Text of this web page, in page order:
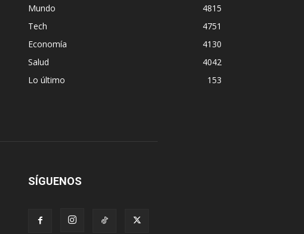
Mundo
4815
Tech
4751
Economía
4130
Salud
4042
Lo último
153
SÍGUENOS